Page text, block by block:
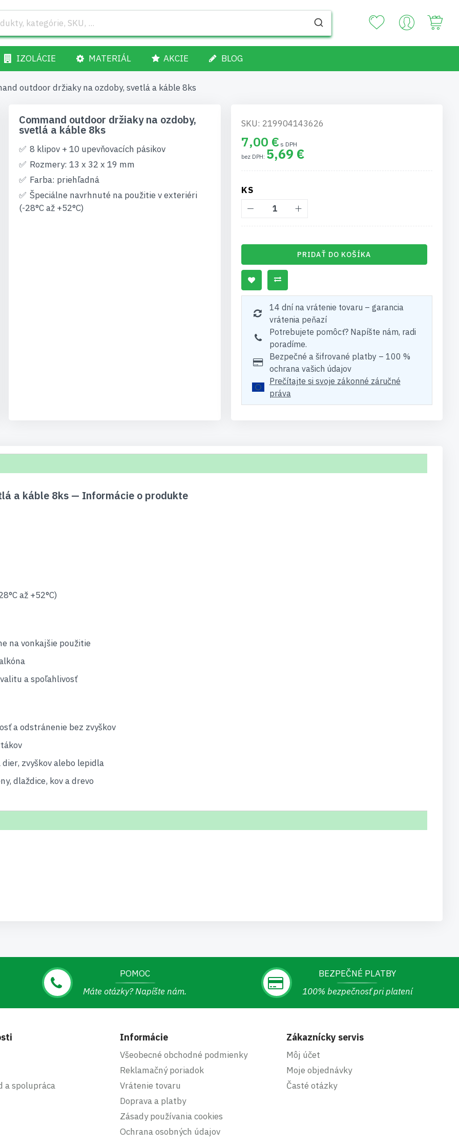
IZOLÁCIE MATERIÁL AKCIE BLOG
outdoor držiaky na ozdoby, svetlá a káble 8ks
Command outdoor držiaky na ozdoby,
svetlá a káble 8ks
8 klipov + 10 upevňovacích pásikov
Rozmery: 13 x 32 x 19 mm
Farba: priehľadná
Špeciálne navrhnuté na použitie v exteriéri
(-28°C až +52°C)
SKU: 219904143626
7,00 €
5,69 €
KS
PRIDAŤ DO KOŠÍKA
14 dní na vrátenie tovaru – garancia
vrátenia peňazí
Potrebujete pomôcť? Napíšte nám, radi
poradíme.
Bezpečné a šifrované platby – 100 %
ochrana vašich údajov
Prečítajte si svoje zákonné záručné
práva
a káble 8ks — Informácie o produkte
až +52°C)
na vonkajšie použitie
a spoľahlivosť
a odstránenie bez zvyškov
zvyškov alebo lepidla
dlaždice, kov a drevo
POMOC
Máte otázky? Napíšte nám.
BEZPEČNÉ PLATBY
100% bezpečnosť pri platení
a spolupráca
Informácie
Všeobecné obchodné podmienky
Reklamačný poriadok
Vrátenie tovaru
Doprava a platby
Zásady používania cookies
Ochrana osobných údajov
Zákaznícky servis
Môj účet
Moje objednávky
Časté otázky